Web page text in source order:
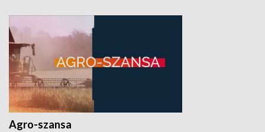
Agro-szansa